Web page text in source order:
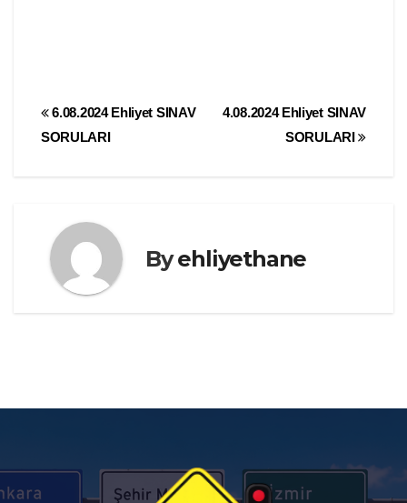
Yazı
4.08.2024 Ehliyet SINAV
SORULARI
6.08.2024 Ehliyet SINAV
SORULARI
Byehliyethane